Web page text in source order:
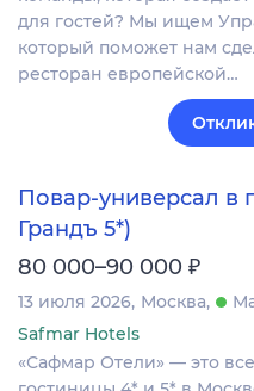
для гостей? Мы ищем
который поможет нам
ресторан европейской…
Повар-универсал в
Грандъ 5*)
80 000–90 000 ₽
13 июля 2026 Москва
Safmar Hotels
«Сафмар Отели» — это